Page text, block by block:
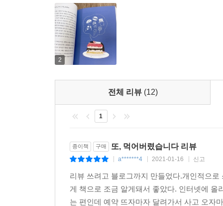
2
전체 리뷰 (12)
1
종이책 구매 또, 먹어버렸습니다 리뷰
a*******4 2021-01-16 신고
리뷰 쓰려고 블로그까지 만들었다.개인적으
게 책으로 조금 알게돼서 좋았다. 인터넷에
는 편인데 예약 뜨자마자 달려가서 사고 오자